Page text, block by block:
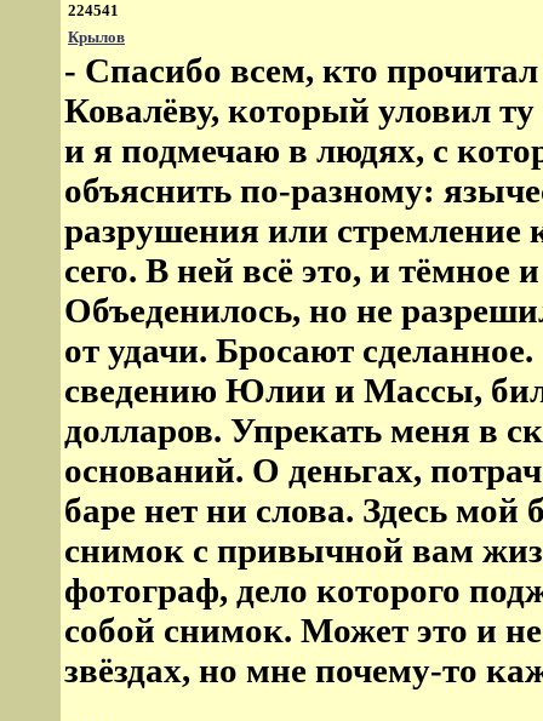
224541
Крылов
- Спасибо всем, кто
Ковалёву, который уловил
и я подмечаю в людях, с
объяснить по-разному:
разрушения или стремление
сего. В ней всё это, и тёмное
Объеденилось, но не
от удачи. Бросают
сведению Юлии и Массы,
долларов. Упрекать меня в
оснований. О деньгах,
баре нет ни слова. Здесь
снимок с привычной вам
фотограф, дело которого
собой снимок. Может это и
звёздах, но мне почему-то